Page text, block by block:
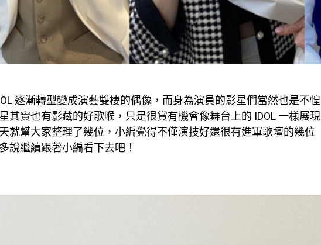
逐漸轉型變成演藝雙棲的偶像，而身為演員的影星們當然也是不惶
其實也有影藏的好歌喉，只是很賞有機會像舞台上的 IDOL 一樣展現
就幫大家整理了幾位，小編覺得不僅演技好還很有進軍歌壇的幾位
說繼續跟著小編看下去吧！